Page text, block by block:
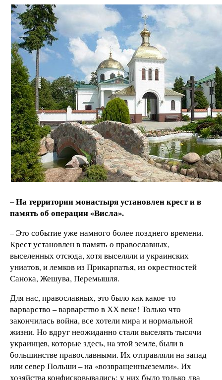
– На территории монастыря установлен крест и в
память об операции «Висла».
– Это событие уже намного более позднего времени.
Крест установлен в память о православных,
выселенных отсюда, хотя выселяли и украинских
униатов, и лемков из Прикарпатья, из окрестностей
Санока, Жешува, Перемышля.
Для нас, православных, это было как какое-то
варварство – варварство в ХХ веке! Только что
закончилась война, все хотели мира и нормальной
жизни. Но вдруг неожиданно стали выселять тысячи
украинцeв, которые здесь, нa этой землe, были в
большинстве православными. Их отправляли на запад
или север Польши – на «возвращенныеземли». Их
хозяйства конфисковывались; у них было только два